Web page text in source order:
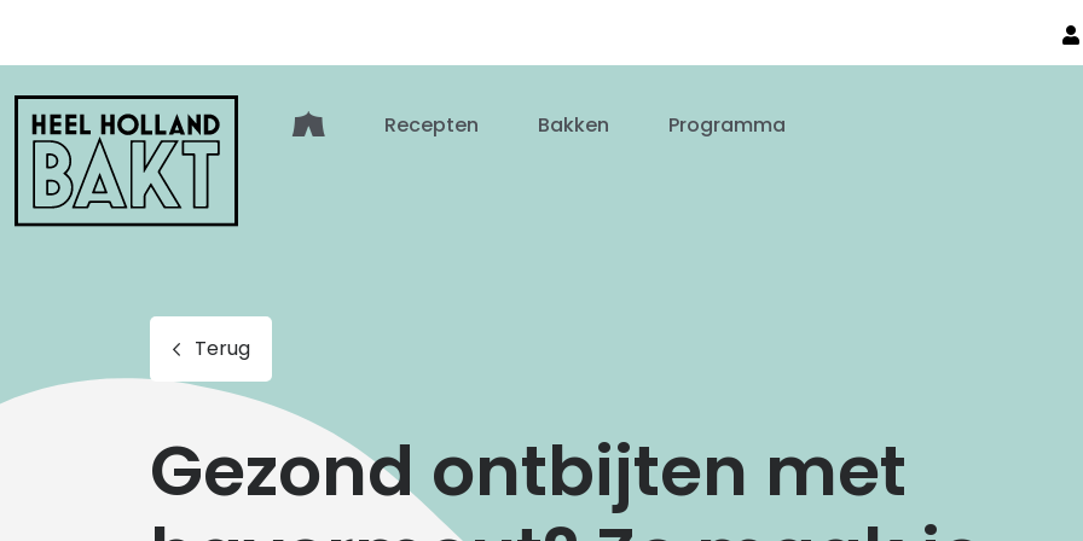
Heel
Holland
Bakt
Recepten Bakken Programma
Terug
Gezond ontbijten met